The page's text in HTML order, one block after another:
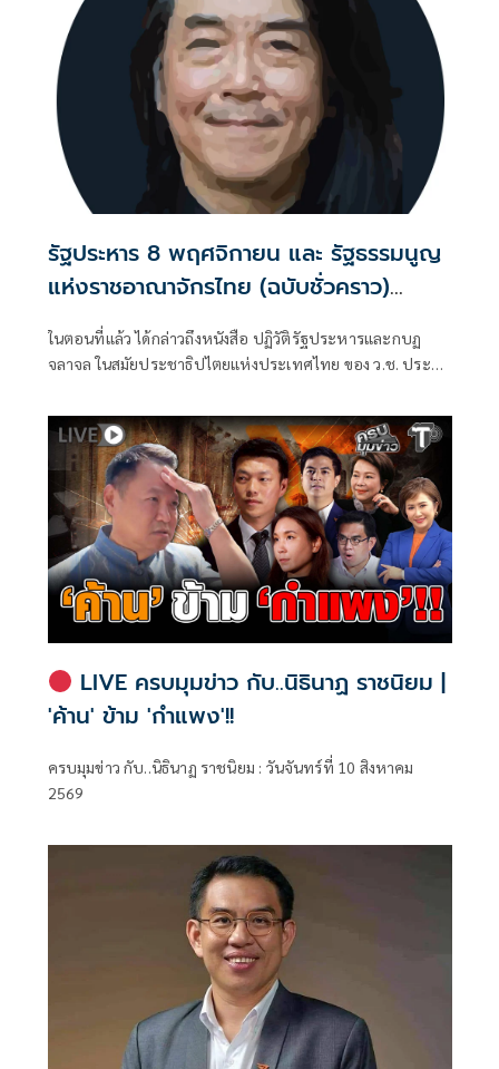
รัฐประหาร 8 พฤศจิกายน และ รัฐธรรมนูญ
แห่งราชอาณาจักรไทย (ฉบับชั่วคราว)
พุทธศักราช 2490 (ตอนที่ 18): พระราช
หัตถเลขาในหลวงรัชกาลที่ 9 สนับสนุน
ในตอนที่แล้ว ได้กล่าวถึงหนังสือ ปฏิวัติรัฐประหารและกบฏ
จลาจล ในสมัยประชาธิปไตยแห่งประเทศไทย ของ ว.ช. ประสัง
LIVE ครบมุมข่าว กับ..นิธินาฏ ราชนิยม |
'ค้าน' ข้าม 'กำแพง'!!
ครบมุมข่าว กับ..นิธินาฏ ราชนิยม : วันจันทร์ที่ 10 สิงหาคม
2569